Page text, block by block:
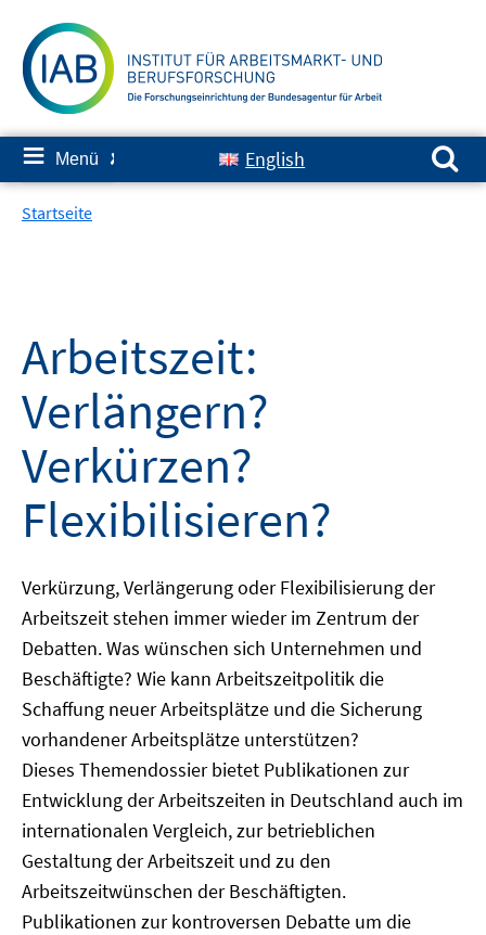
zum
Inhalt
≡ Menü ✘ English
Suchen nach:
Startseite
Arbeitszeit:
Verlängern?
Verkürzen?
Flexibilisieren?
Verkürzung, Verlängerung oder Flexibilisierung der
Arbeitszeit stehen immer wieder im Zentrum der
Debatten. Was wünschen sich Unternehmen und
Beschäftigte? Wie kann Arbeitszeitpolitik die
Schaffung neuer Arbeitsplätze und die Sicherung
vorhandener Arbeitsplätze unterstützen?
Dieses Themendossier bietet Publikationen zur
Entwicklung der Arbeitszeiten in Deutschland auch im
internationalen Vergleich, zur betrieblichen
Gestaltung der Arbeitszeit und zu den
Arbeitszeitwünschen der Beschäftigten.
Publikationen zur kontroversen Debatte um die